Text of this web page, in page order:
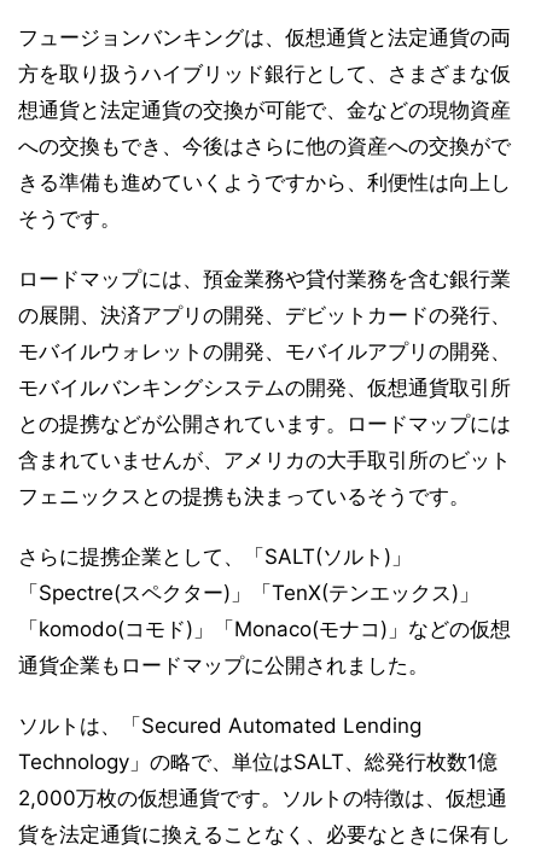
フュージョンバンキングは、仮想通貨と法定通貨の両
方を取り扱うハイブリッド銀行として、さまざまな仮
想通貨と法定通貨の交換が可能で、金などの現物資産
への交換もでき、今後はさらに他の資産への交換がで
きる準備も進めていくようですから、利便性は向上し
そうです。
ロードマップには、預金業務や貸付業務を含む銀行業
の展開、決済アプリの開発、デビットカードの発行、
モバイルウォレットの開発、モバイルアプリの開発、
モバイルバンキングシステムの開発、仮想通貨取引所
との提携などが公開されています。ロードマップには
含まれていませんが、アメリカの大手取引所のビット
フェニックスとの提携も決まっているそうです。
さらに提携企業として、「SALT(ソルト)」
「Spectre(スペクター)」「TenX(テンエックス)」
「komodo(コモド)」「Monaco(モナコ)」などの仮想
通貨企業もロードマップに公開されました。
ソルトは、「Secured Automated Lending
Technology」の略で、単位はSALT、総発行枚数1億
2,000万枚の仮想通貨です。ソルトの特徴は、仮想通
貨を法定通貨に換えることなく、必要なときに保有し